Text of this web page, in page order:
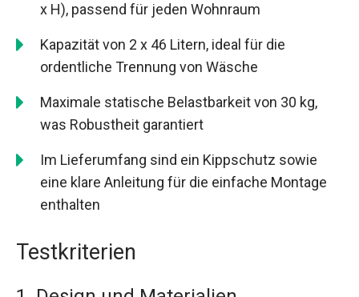
x H), passend für jeden Wohnraum
Kapazität von 2 x 46 Litern, ideal für die
ordentliche Trennung von Wäsche
Maximale statische Belastbarkeit von 30 kg,
was Robustheit garantiert
Im Lieferumfang sind ein Kippschutz sowie
eine klare Anleitung für die einfache Montage
enthalten
Testkriterien